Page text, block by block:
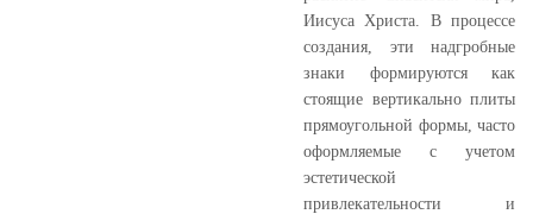
Иисуса Христа. В процессе
создания, эти надгробные
знаки формируются как
стоящие вертикально плиты
прямоугольной формы, часто
оформляемые с учетом
эстетической
привлекательности и